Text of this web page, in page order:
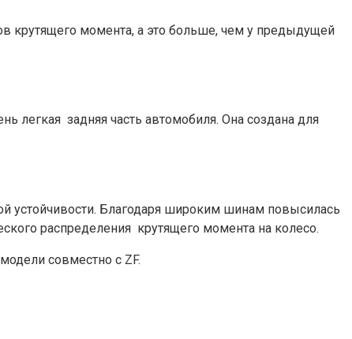
крутящего момента, а это больше, чем у предыдущей
легкая задняя часть автомобиля. Она создана для
устойчивости. Благодаря широким шинам повысилась
распределения крутящего момента на колесо.
совместно с ZF.